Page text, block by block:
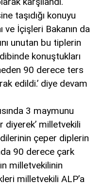
taşıdığı konuyu
ve İçişleri Bakanın da
unutan bu tiplerin
konuştukları
90 derece ters
edildi.’ diye devam
3 maymunu
diyerek’ milletvekili
çeper diplerin
90 derece çark
milletvekilinin
milletvekili ALP’a